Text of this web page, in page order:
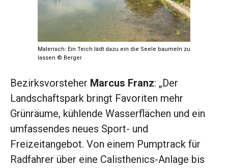
Malerisch: Ein Teich lädt dazu ein die Seele baumeln zu
lassen © Berger
Bezirksvorsteher Marcus Franz: „Der
Landschaftspark bringt Favoriten mehr
Grünräume, kühlende Wasserflächen und ein
umfassendes neues Sport- und
Freizeitangebot. Von einem Pumptrack für
Radfahrer über eine Calisthenics-Anlage bis